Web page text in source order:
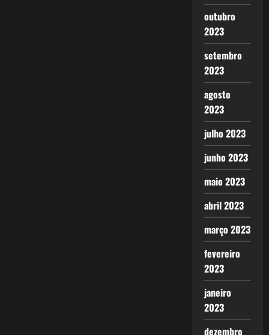
outubro
2023
setembro
2023
agosto
2023
julho 2023
junho 2023
maio 2023
abril 2023
março 2023
fevereiro
2023
janeiro
2023
dezembro